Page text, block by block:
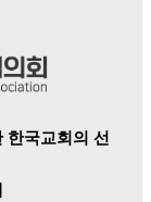
한국교회의 선